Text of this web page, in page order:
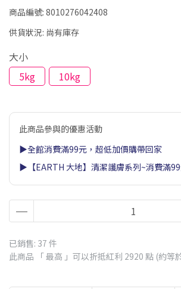
商品編號: 8010276042408
供貨狀況: 尚有庫存
大小
5kg
10kg
此商品參與的優惠活動
▶全館消費滿99元，超低加價購帶回家
▶【EARTH 大地】清潔護膚系列~消費滿
已銷售: 37 件
此商品 「 最高 」可以折抵紅利 2920 點 (約等